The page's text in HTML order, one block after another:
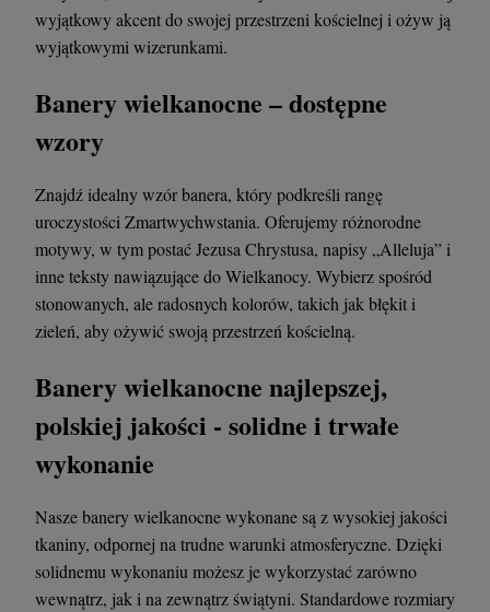
wyjątkowy akcent do swojej przestrzeni kościelnej i ożyw ją
wyjątkowymi wizerunkami.
Banery wielkanocne – dostępne
wzory
Znajdź idealny wzór banera, który podkreśli rangę
uroczystości Zmartwychwstania. Oferujemy różnorodne
motywy, w tym postać Jezusa Chrystusa, napisy „Alleluja” i
inne teksty nawiązujące do Wielkanocy. Wybierz spośród
stonowanych, ale radosnych kolorów, takich jak błękit i
zieleń, aby ożywić swoją przestrzeń kościelną.
Banery wielkanocne najlepszej,
polskiej jakości - solidne i trwałe
wykonanie
Nasze banery wielkanocne wykonane są z wysokiej jakości
tkaniny, odpornej na trudne warunki atmosferyczne. Dzięki
solidnemu wykonaniu możesz je wykorzystać zarówno
wewnątrz, jak i na zewnątrz świątyni. Standardowe rozmiary